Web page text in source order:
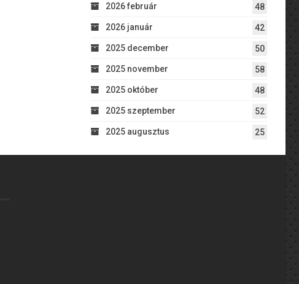
2026 február 48
2026 január 42
2025 december 50
2025 november 58
2025 október 48
2025 szeptember 52
2025 augusztus 25